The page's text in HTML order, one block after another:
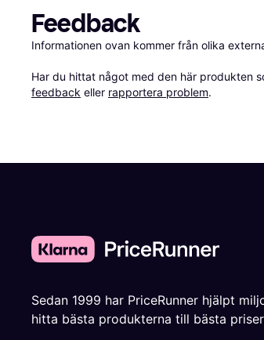
Feedback
Informationen ovan kommer från olika
Har du hittat något med den här produkten
feedback eller rapportera problem.
Sedan 1999 har PriceRunner hjälpt
hitta bästa produkterna till bästa